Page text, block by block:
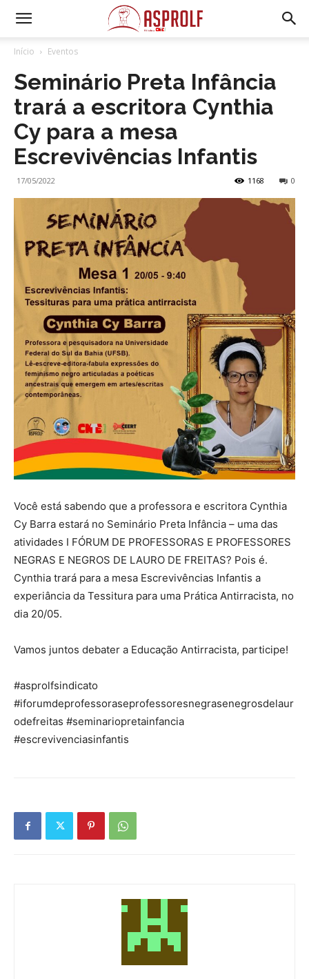
Início Eventos
Seminário Preta Infância
trará a escritora Cynthia
Cy para a mesa
Escrevivências Infantis
17/05/2022 0
1168
Você está sabendo que a professora e escritora Cynthia
Cy Barra estará no Seminário Preta Infância – uma das
atividades I FÓRUM DE PROFESSORAS E PROFESSORES
NEGRAS E NEGROS DE LAURO DE FREITAS? Pois é.
Cynthia trará para a mesa Escrevivências Infantis a
experiância da Tessitura para uma Prática Antirracista, no
dia 20/05.
Vamos juntos debater a Educação Antirracista, participe!
#asprolfsindicato
#iforumdeprofessoraseprofessoresnegrasenegrosdelaur
odefreitas #seminariopretainfancia
#escrevivenciasinfantis